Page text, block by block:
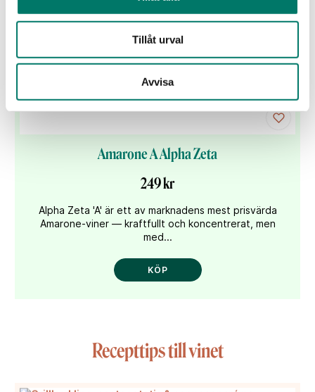
Tillåt urval
Avvisa
Amarone A Alpha Zeta
249 kr
Alpha Zeta 'A' är ett av marknadens mest prisvärda
Amarone-viner — kraftfullt och koncentrerat, men
med...
KÖP
Recepttips till vinet